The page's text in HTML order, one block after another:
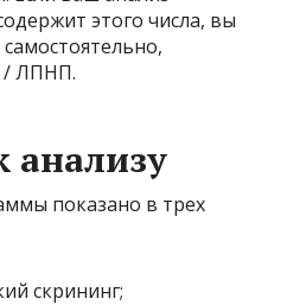
этого числа, вы
/ ЛПНП.
анализу
показано в трех
скрининг;